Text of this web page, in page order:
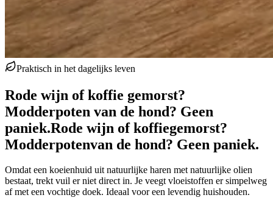
Praktisch in het dagelijks leven
Rode wijn of koffie gemorst?
Modderpoten van de hond? Geen
paniek.Rode wijn of koffiegemorst?
Modderpotenvan de hond? Geen paniek.
Omdat een koeienhuid uit natuurlijke haren met natuurlijke olien
bestaat, trekt vuil er niet direct in. Je veegt vloeistoffen er simpelweg
af met een vochtige doek. Ideaal voor een levendig huishouden.